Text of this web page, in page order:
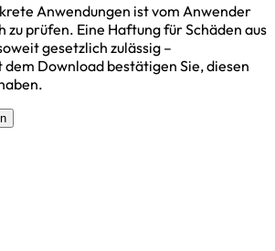
Anwendungen ist vom Anwender
prüfen. Eine Haftung für Schäden aus
gesetzlich zulässig –
dem Download bestätigen Sie, diesen